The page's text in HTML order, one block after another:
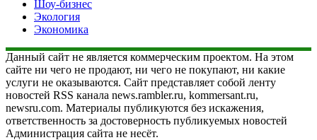
Шоу-бизнес
Экология
Экономика
Данный сайт не является коммерческим проектом. На этом
сайте ни чего не продают, ни чего не покупают, ни какие
услуги не оказываются. Сайт представляет собой ленту
новостей RSS канала news.rambler.ru, kommersant.ru,
newsru.com. Материалы публикуются без искажения,
ответственность за достоверность публикуемых новостей
Администрация сайта не несёт.